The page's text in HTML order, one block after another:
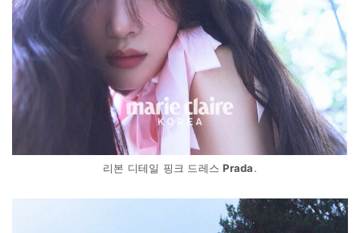
리본 디테일 핑크 드레스Prada.